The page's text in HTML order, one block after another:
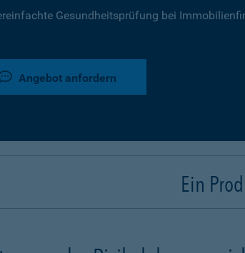
Gesundheitsprüfung bei
Angebot anfordern
Ein